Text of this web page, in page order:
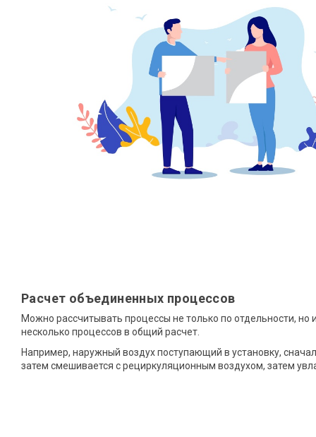
Расчет объединенных процессов
Можно рассчитывать процессы не только по отдельности, но
несколько процессов в общий расчет.
Например, наружный воздух поступающий в установку,
затем смешивается с рециркуляционным воздухом, затем